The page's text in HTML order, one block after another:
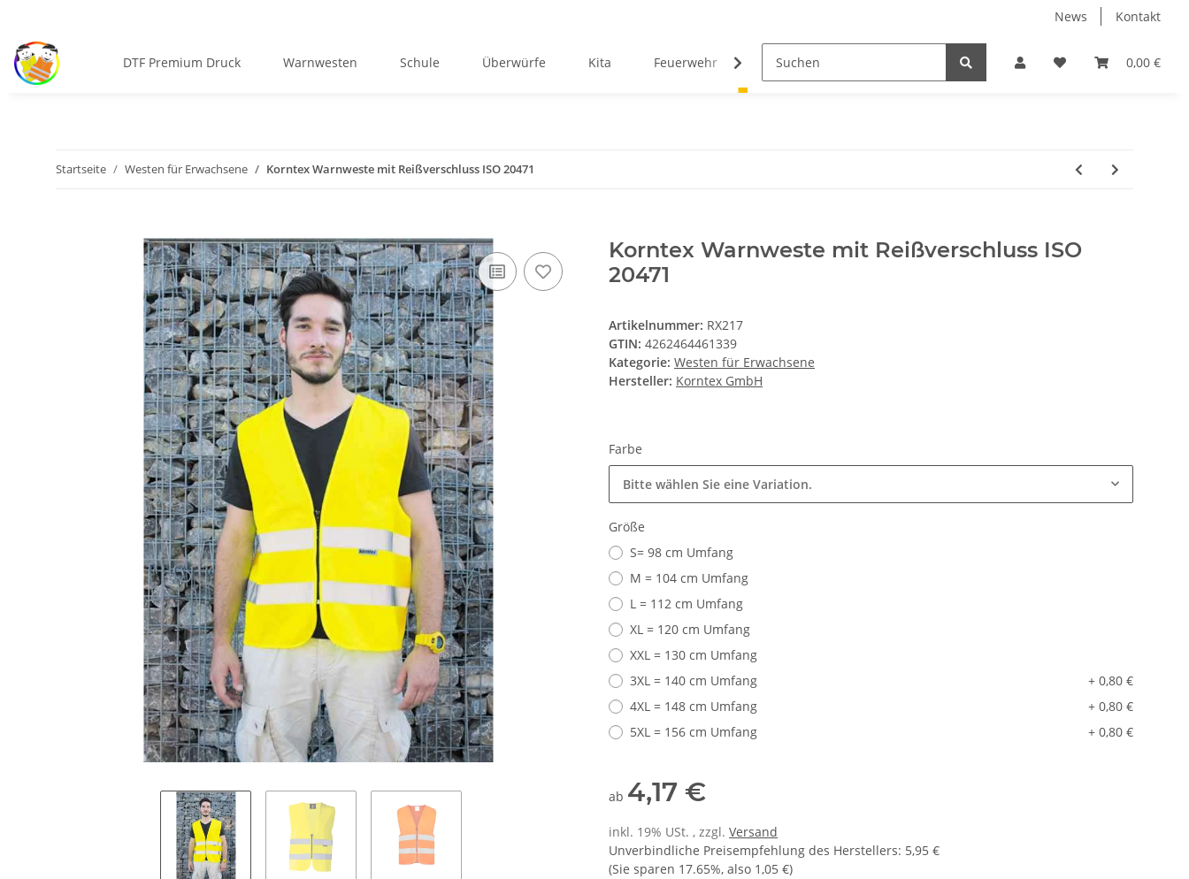
News Kontakt
0,00 €
DTF Premium Druck Warnwesten Schule Überwürfe Kita Feuerwehr Westen für Erwachsene mit Wunschdruck Taschen
Startseite Westen für Erwachsene Korntex Warnweste mit Reißverschluss ISO 20471
Korntex Warnweste mit Reißverschluss ISO
20471
Artikelnummer: RX217
GTIN: 4262464461339
Kategorie: Westen für Erwachsene
Hersteller: Korntex GmbH
Farbe
Bitte wählen Sie eine Variation.
Größe
S= 98 cm Umfang
M = 104 cm Umfang
L = 112 cm Umfang
XL = 120 cm Umfang
XXL = 130 cm Umfang
3XL = 140 cm Umfang
+ 0,80 €
4XL = 148 cm Umfang
+ 0,80 €
5XL = 156 cm Umfang
+ 0,80 €
ab 4,17 €
inkl. 19% USt. , zzgl. Versand
Unverbindliche Preisempfehlung des Herstellers: 5,95 €
(Sie sparen 17.65%, also 1,05 €)